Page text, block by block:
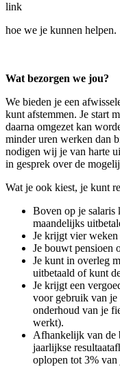
link
hoe we je kunnen helpen.
Wat bezorgen we jou?
We bieden je een
kunt afstemmen. Je start
daarna omgezet kan
minder uren werken dan
nodigen wij je van harte
in gesprek over de
Wat je ook kiest, je kunt
Boven op je salaris
maandelijks
Je krijgt vier weken
Je bouwt pensioen
Je kunt in overleg
uitbetaald of kunt
Je krijgt een
voor gebruik van je
onderhoud van je
werkt).
Afhankelijk van de
jaarlijkse
oplopen tot 3% van